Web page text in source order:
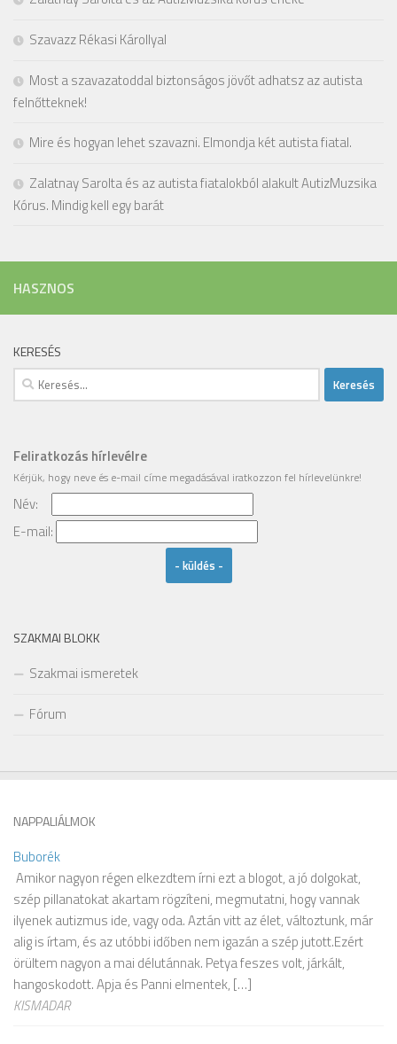
Szavazz Rékasi Károllyal
Most a szavazatoddal biztonságos jövőt adhatsz az autista
felnőtteknek!
Mire és hogyan lehet szavazni. Elmondja két autista fiatal.
Zalatnay Sarolta és az autista fiatalokból alakult AutizMuzsika
Kórus. Mindig kell egy barát
HASZNOS
KERESÉS
Keresés:
Feliratkozás hírlevélre
Kérjük, hogy neve és e-mail címe megadásával iratkozzon fel hírlevelünkre!
Név:
E-mail:
SZAKMAI BLOKK
Szakmai ismeretek
Fórum
NAPPALIÁLMOK
Buborék
Amikor nagyon régen elkezdtem írni ezt a blogot, a jó dolgokat,
szép pillanatokat akartam rögzíteni, megmutatni, hogy vannak
ilyenek autizmus ide, vagy oda. Aztán vitt az élet, változtunk, már
alig is írtam, és az utóbbi időben nem igazán a szép jutott.Ezért
örültem nagyon a mai délutánnak. Petya feszes volt, járkált,
hangoskodott. Apja és Panni elmentek, […]
KISMADAR